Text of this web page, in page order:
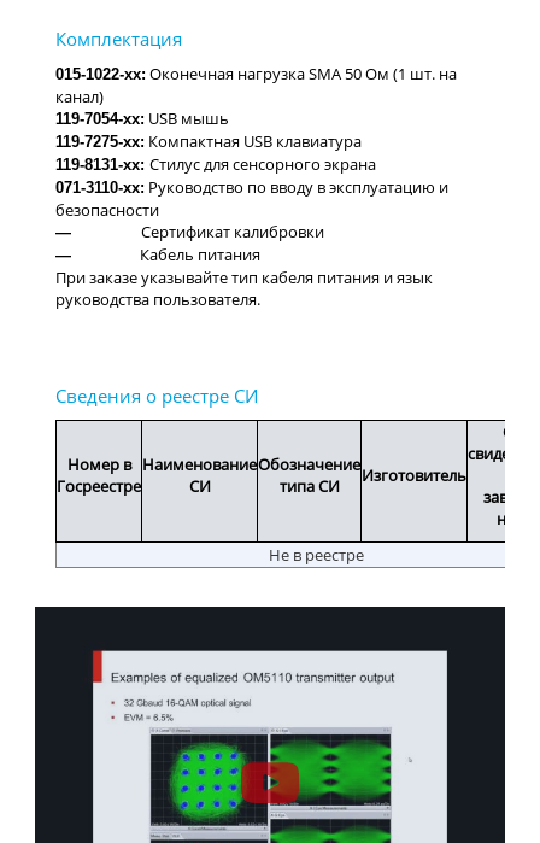
015-1022-xx:
119-7054-xx:
119-7275-xx:
119-8131-xx:
071-3110-xx:
—
—
При заказе указывайте тип кабеля питания и язык
руководства пользователя.
Номер в
Госреестре
Наименование
СИ
Обозначение
типа СИ
Изготовитель
Срок
Не в реестре